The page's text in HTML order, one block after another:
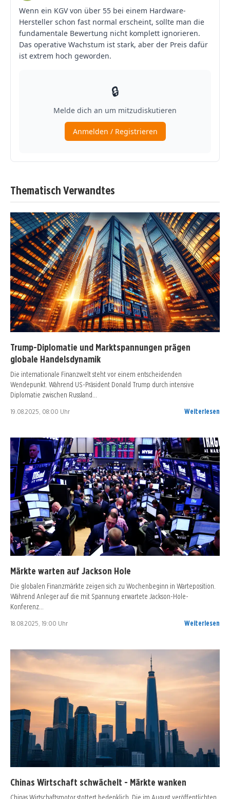
Thematisch Verwandtes
Trump-Diplomatie und Marktspannungen prägen
globale Handelsdynamik
Die internationale Finanzwelt steht vor einem entscheidenden
Wendepunkt. Während US-Präsident Donald Trump durch intensive
Diplomatie zwischen Russland…
19.08.2025, 08:00 Uhr Weiterlesen
Märkte warten auf Jackson Hole
Die globalen Finanzmärkte zeigen sich zu Wochenbeginn in Warteposition.
Während Anleger auf die mit Spannung erwartete Jackson-Hole-
Konferenz…
18.08.2025, 19:00 Uhr Weiterlesen
Chinas Wirtschaft schwächelt - Märkte wanken